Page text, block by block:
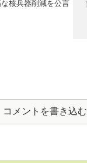
核兵器削減を公言
コメントを書き込む